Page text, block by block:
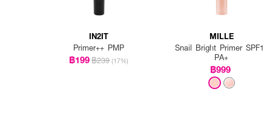
IN2IT
Primer++ PMP
฿199฿239 (17%)
MILLE
Snail Bright Primer
PA+
฿999